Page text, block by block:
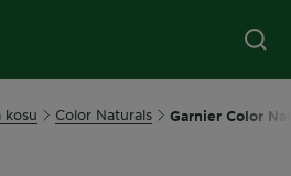
kosu Color Naturals Garnier Color